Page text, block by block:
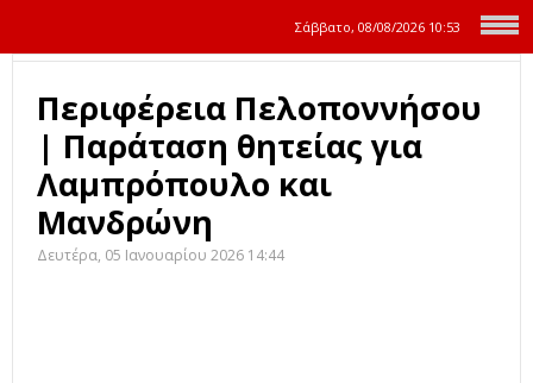
Σάββατο, 08/08/2026 10:53
Περιφέρεια Πελοποννήσου
| Παράταση θητείας για
Λαμπρόπουλο και
Μανδρώνη
Δευτέρα, 05 Ιανουαρίου 2026 14:44